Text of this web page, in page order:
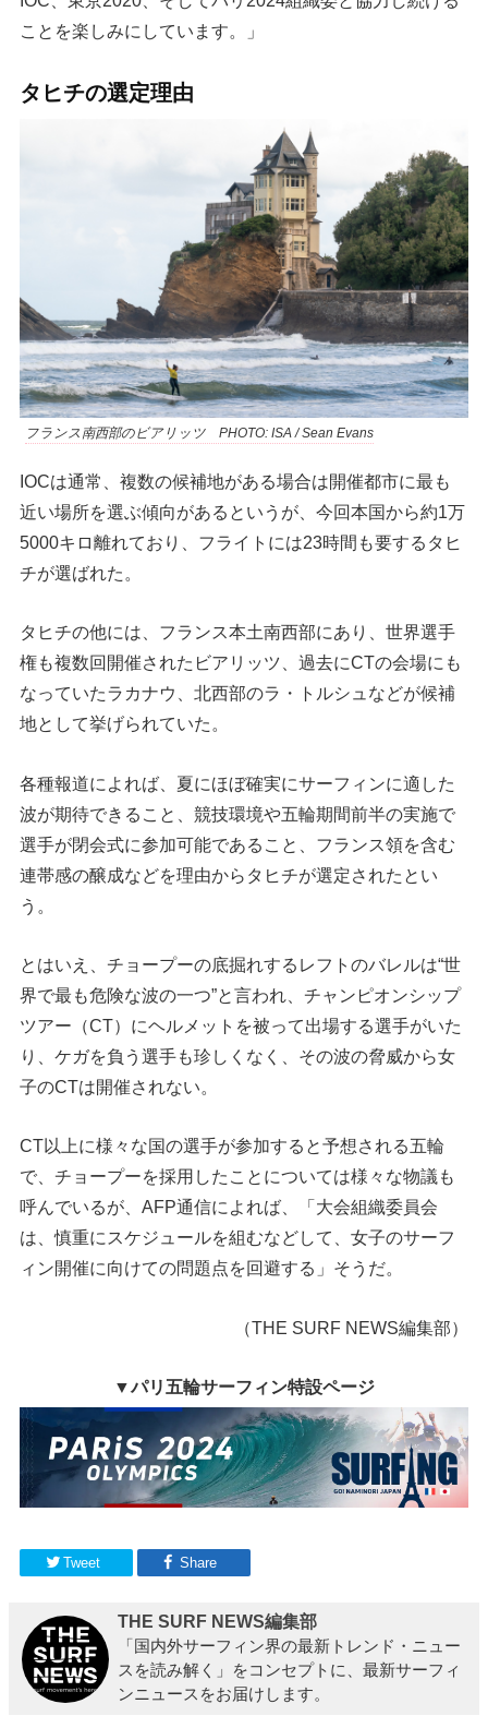
ことを楽しみにしています。」
タヒチの選定理由
フランス南西部のビアリッツ PHOTO: ISA / Sean Evans
IOCは通常、複数の候補地がある場合は開催都市に最も
近い場所を選ぶ傾向があるというが、今回本国から約1万
5000キロ離れており、フライトには23時間も要するタヒ
チが選ばれた。
タヒチの他には、フランス本土南西部にあり、世界選手
権も複数回開催されたビアリッツ、過去にCTの会場にも
なっていたラカナウ、北西部のラ・トルシュなどが候補
地として挙げられていた。
各種報道によれば、夏にほぼ確実にサーフィンに適した
波が期待できること、競技環境や五輪期間前半の実施で
選手が閉会式に参加可能であること、フランス領を含む
連帯感の醸成などを理由からタヒチが選定されたとい
う。
とはいえ、チョープーの底掘れするレフトのバレルは“世
界で最も危険な波の一つ”と言われ、チャンピオンシップ
ツアー（CT）にヘルメットを被って出場する選手がいた
り、ケガを負う選手も珍しくなく、その波の脅威から女
子のCTは開催されない。
CT以上に様々な国の選手が参加すると予想される五輪
で、チョープーを採用したことについては様々な物議も
呼んでいるが、AFP通信によれば、「大会組織委員会
は、慎重にスケジュールを組むなどして、女子のサーフ
ィン開催に向けての問題点を回避する」そうだ。
（THE SURF NEWS編集部）
▼パリ五輪サーフィン特設ページ
Tweet Share
THE SURF NEWS編集部
「国内外サーフィン界の最新トレンド・ニュー
スを読み解く」をコンセプトに、最新サーフィ
ンニュースをお届けします。